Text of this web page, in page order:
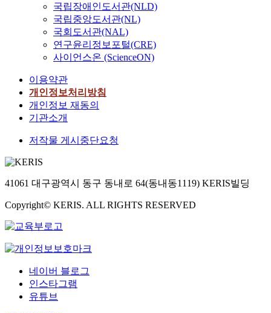
국립장애인도서관(NLD)
국립중앙도서관(NL)
국회도서관(NAL)
연구윤리정보포털(CRE)
사이언스온 (ScienceON)
이용약관
개인정보처리방침
개인정보 재동의
기관소개
저작물 게시중단요청
41061 대구광역시 동구 동내로 64(동내동1119) KERIS빌딩
Copyright© KERIS. ALL RIGHTS RESERVED
네이버 블로그
인스타그램
유튜브